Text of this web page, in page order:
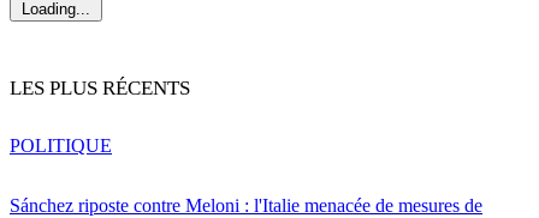
Loading...
LES PLUS RÉCENTS
Sánchez riposte contre Meloni : l'Italie menacée de mesures de
POLITIQUE